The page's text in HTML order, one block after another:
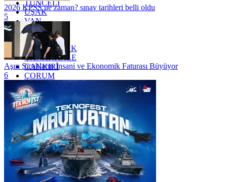
TUNCELİ
UŞAK
VAN
YALOVA
YOZGAT
ZONGULDAK
ÇANAKKALE
ÇANKIRI
ÇORUM
İSTANBUL
İZMİR
ŞANLIURFA
ŞIRNAK
2026 KPSS ne zaman? sınav tarihleri belli oldu
5
Aşırı Sıcakların İnsani ve Ekonomik Faturası Büyüyor
6